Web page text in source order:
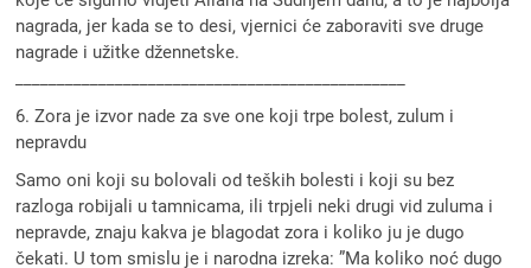
nagrada, jer kada se to desi, vjernici će zaboraviti sve druge
nagrade i užitke džennetske.
6. Zora je izvor nade za sve one koji trpe bolest, zulum i
nepravdu
Samo oni koji su bolovali od teških bolesti i koji su bez
razloga robijali u tamnicama, ili trpjeli neki drugi vid zuluma i
nepravde, znaju kakva je blagodat zora i koliko ju je dugo
čekati. U tom smislu je i narodna izreka: ”Ma koliko noć dugo